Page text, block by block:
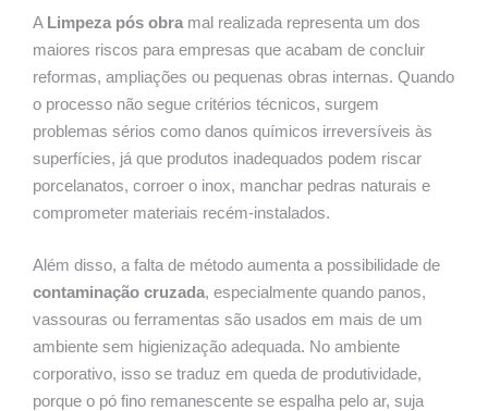
A Limpeza pós obra mal realizada representa um dos
maiores riscos para empresas que acabam de concluir
reformas, ampliações ou pequenas obras internas. Quando
o processo não segue critérios técnicos, surgem
problemas sérios como danos químicos irreversíveis às
superfícies, já que produtos inadequados podem riscar
porcelanatos, corroer o inox, manchar pedras naturais e
comprometer materiais recém-instalados.
Além disso, a falta de método aumenta a possibilidade de
contaminação cruzada, especialmente quando panos,
vassouras ou ferramentas são usados em mais de um
ambiente sem higienização adequada. No ambiente
corporativo, isso se traduz em queda de produtividade,
porque o pó fino remanescente se espalha pelo ar, suja